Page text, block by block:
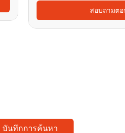
สอบถามต
บันทึกการค้นหา